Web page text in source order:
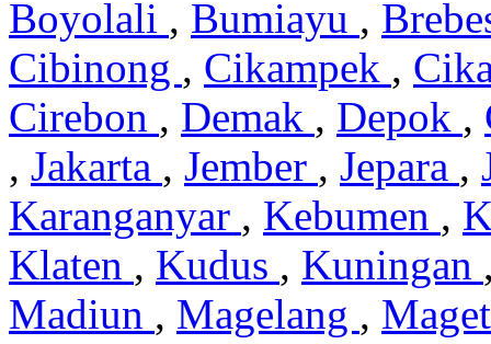
Boyolali , Bumiayu ,
Cibinong , Cikampek ,
Cirebon , Demak , Depok ,
, Jakarta , Jember , Jepara ,
Karanganyar , Kebumen ,
Klaten , Kudus , Kuningan
Madiun , Magelang ,